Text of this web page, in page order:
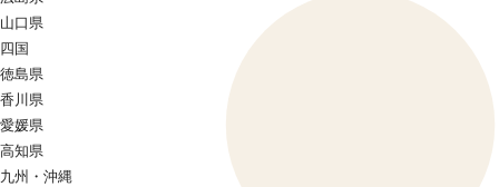
山口県
四国
徳島県
香川県
愛媛県
高知県
九州・沖縄